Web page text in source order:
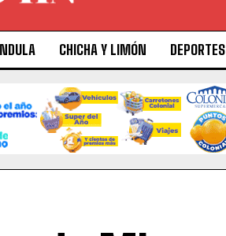
CHICHA Y LIMÓN DEPORTES